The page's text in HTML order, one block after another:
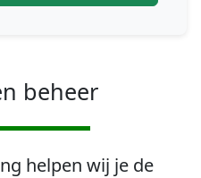
beheer
helpen wij je de